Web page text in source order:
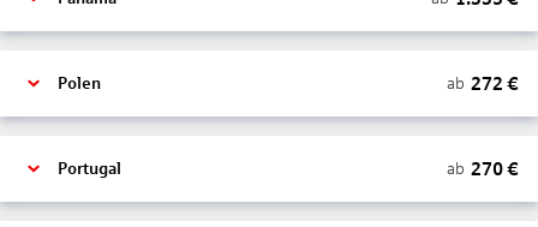
Polen ab 272 €
Portugal ab 270€